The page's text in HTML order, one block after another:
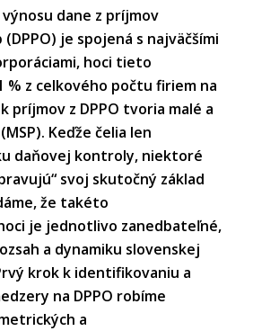
dane z príjmov
je spojená s najväčšími
hoci tieto
% z celkového počtu firiem na
príjmov z DPPO tvoria malé a
Keďže čelia len
daňovej kontroly, niektoré
svoj skutočný základ
že takéto
je jednotlivo zanedbateľné,
a dynamiku slovenskej
krok k identifikovaniu a
na DPPO robíme
a